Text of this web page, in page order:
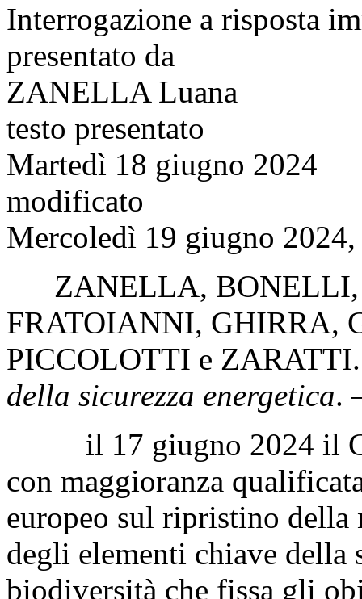
Interrogazione a risposta
presentato da
ZANELLA Luana
testo presentato
Martedì 18 giugno 2024
modificato
Mercoledì 19 giugno 2024,
ZANELLA, BONELLI
FRATOIANNI, GHIRRA,
PICCOLOTTI e ZARATTI
della sicurezza energetica.
il 17 giugno 2024 il
con maggioranza
europeo sul ripristino della
degli elementi chiave della
biodiversità che fissa gli